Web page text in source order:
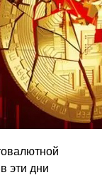
эти дни